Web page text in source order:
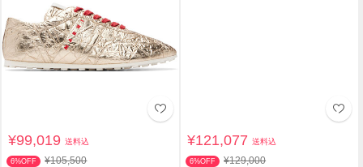
¥99,019送料込
6%OFF ¥105,500
¥121,077送料込
6%OFF ¥129,000